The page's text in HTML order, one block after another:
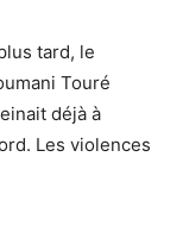
tard, le
Touré
déjà à
Les violences